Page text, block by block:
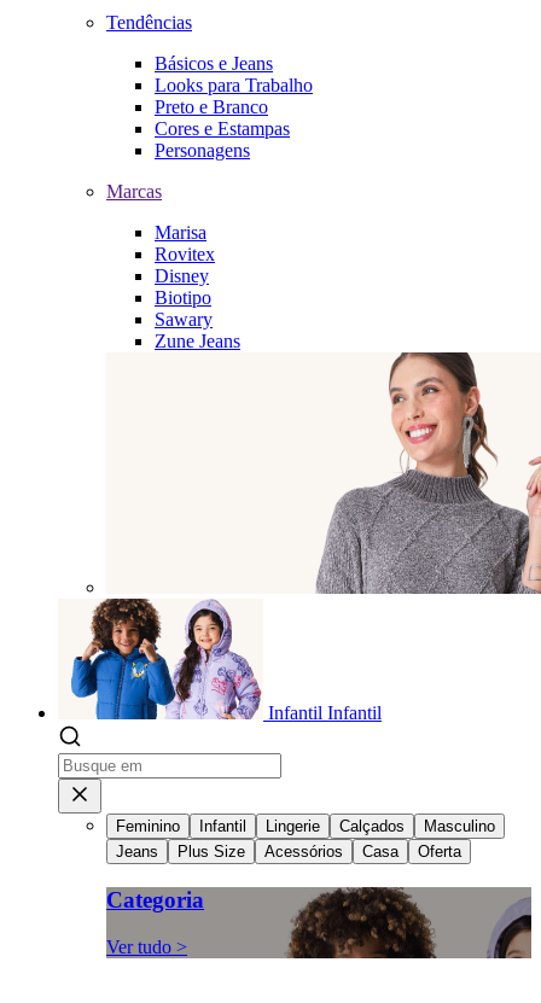
Tendências
Básicos e Jeans
Looks para Trabalho
Preto e Branco
Cores e Estampas
Personagens
Marcas
Marisa
Rovitex
Disney
Biotipo
Sawary
Zune Jeans
Infantil Infantil
Feminino Infantil Lingerie Calçados
Masculino
Jeans
Plus Size Acessórios Casa Oferta
Categoria
Ver tudo >